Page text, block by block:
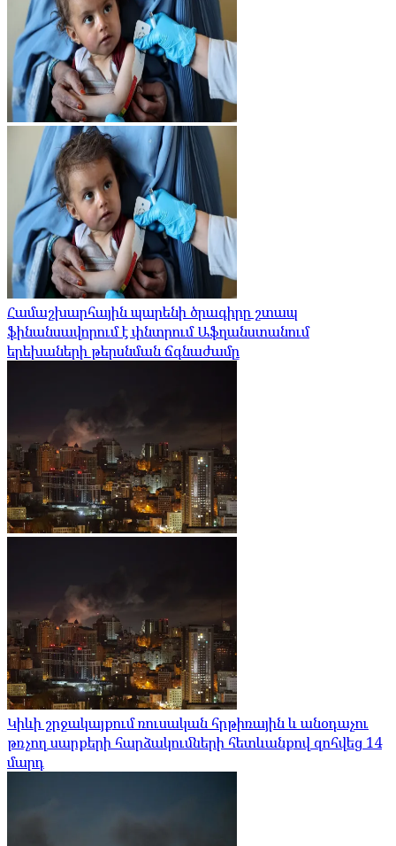
Համաշխարհային պարենի ծրագիրը շտապ
ֆինանսավորում է փնտրում Աֆղանստանում
երեխաների թերսնման ճգնաժամը
Կիևի շրջակայքում ռուսական հրթիռային և անօդաչու
թռչող սարքերի հարձակումների հետևանքով զոհվեց 14
մարդ